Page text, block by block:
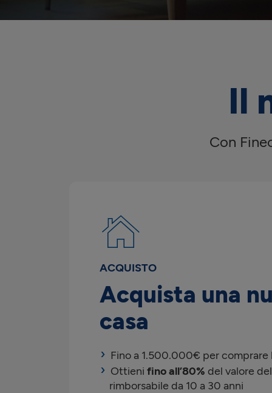
Il
Con
ACQUISTO
Acquista una
casa
Fino a 1.500.000€ per comprare
Ottieni fino all’80% del valore
rimborsabile da 10 a 30 anni